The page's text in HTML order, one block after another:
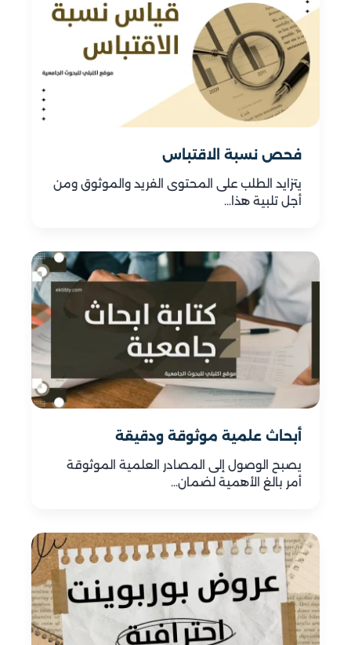
فحص نسبة الاقتباس
يتزايد الطلب على المحتوى الفريد والموثوق ومن
أجل تلبية هذا…
أبحاث علمية موثوقة ودقيقة
يصبح الوصول إلى المصادر العلمية الموثوقة
أمر بالغ الأهمية لضمان…